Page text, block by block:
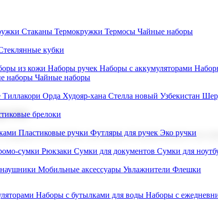
Стаканы Термокружки Термосы Чайные наборы
кубки
из кожи Наборы ручек Наборы с аккумуляторами
наборы Чайные наборы
Тиллакори Орда Худояр-хана Стелла новый Узбекистан
брелоки
Пластиковые ручки Футляры для ручек Эко ручки
сумки Рюкзаки Сумки для документов Сумки для
Мобильные аксессуары Увлажнители Флешки
и сувениров с логотипом. В нашем каталоге вы
Наборы с бутылками для воды Наборы с